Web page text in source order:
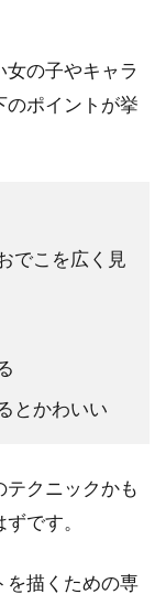
の子やキャラ
のポイントが挙
でこを広く見
とかわいい
テクニックかも
です。
を描くための専